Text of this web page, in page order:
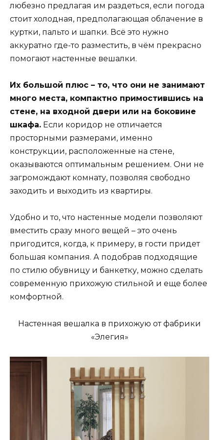
любезно предлагая им раздеться, если погода
стоит холодная, предполагающая облачение в
куртки, пальто и шапки. Всё это нужно
аккуратно где-то разместить, в чём прекрасно
помогают настенные вешалки.
Их большой плюс – то, что они не занимают
много места, компактно примостившись на
стене, на входной двери или на боковине
шкафа. Если коридор не отличается
просторными размерами, именно
конструкции, расположенные на стене,
оказываются оптимальным решением. Они не
загромождают комнату, позволяя свободно
заходить и выходить из квартиры.
Удобно и то, что настенные модели позволяют
вместить сразу много вещей – это очень
пригодится, когда, к примеру, в гости придет
большая компания. А подобрав подходящие
по стилю обувницу и банкетку, можно сделать
современную прихожую стильной и еще более
комфортной.
Настенная вешалка в прихожую от фабрики
«Элегия»